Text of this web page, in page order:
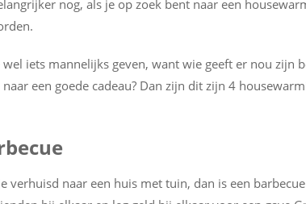
nog, als je op zoek bent naar een
iets mannelijks geven, want wie geeft er nou zijn
een goede cadeau? Dan zijn dit zijn 4
verhuisd naar een huis met tuin, dan is een